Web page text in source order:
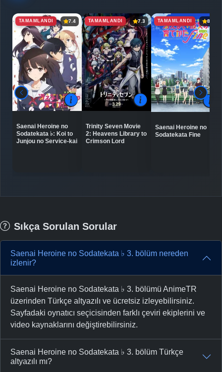
TAMAMLANDI 7.4
Saenai Heroine no
Sodatekata ♭: Koi to
Junjou no Service-kai
TAMAMLANDI 7.3
Trinity Seven Movie
2: Heavens Library to
Crimson Lord
TAMAMLANDI 8.4
Saenai Heroine no
Sodatekata Fine
Sıkça Sorulan Sorular
Saenai Heroine no Sodatekata ♭ 3. bölüm nereden
izlenir?
Saenai Heroine no Sodatekata ♭ 3. bölümü AnimeTR
üzerinden Türkçe altyazılı ve ücretsiz izleyebilirsiniz.
Sayfadaki oynatıcı seçicisinden farklı çeviri ekiplerini ve
video kaynaklarını değiştirebilirsiniz.
Saenai Heroine no Sodatekata ♭ 3. bölüm Türkçe
altyazılı mı?